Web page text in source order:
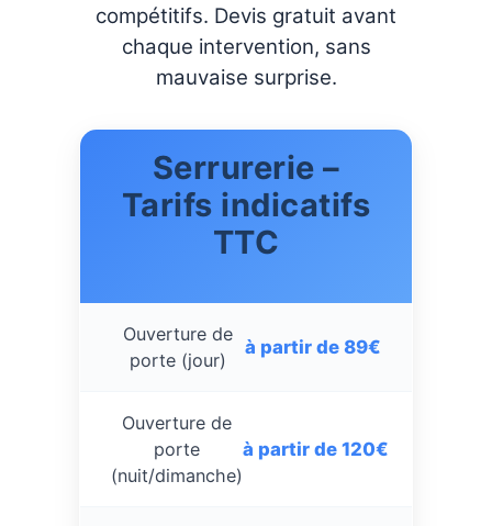
compétitifs. Devis gratuit avant
chaque intervention, sans
mauvaise surprise.
Serrurerie –
Tarifs indicatifs
TTC
Ouverture de
porte (jour)
à partir de 89€
Ouverture de
porte
(nuit/dimanche)
à partir de 120€